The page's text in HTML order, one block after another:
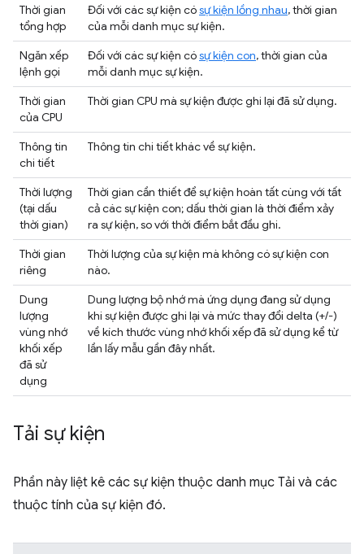
Thời gian
tổng hợp
Đối với các sự kiện cósự kiện lồng nhau, thời gian
của mỗi danh mục sự kiện.
Ngăn xếp
lệnh gọi
Đối với các sự kiện cósự kiện con, thời gian của
mỗi danh mục sự kiện.
Thời gian
của CPU
Thời gian CPU mà sự kiện được ghi lại đã sử dụng.
Thông tin
chi tiết
Thông tin chi tiết khác về sự kiện.
Thời lượng
(tại dấu
thời gian)
Thời gian cần thiết để sự kiện hoàn tất cùng với tất
cả các sự kiện con; dấu thời gian là thời điểm xảy
ra sự kiện, so với thời điểm bắt đầu ghi.
Thời gian
riêng
Thời lượng của sự kiện mà không có sự kiện con
nào.
Dung
lượng
vùng nhớ
khối xếp
đã sử
dụng
Dung lượng bộ nhớ mà ứng dụng đang sử dụng
khi sự kiện được ghi lại và mức thay đổi delta (+/-)
về kích thước vùng nhớ khối xếp đã sử dụng kể từ
lần lấy mẫu gần đây nhất.
Tải sự kiện
Phần này liệt kê các sự kiện thuộc danh mục Tải và các
thuộc tính của sự kiện đó.